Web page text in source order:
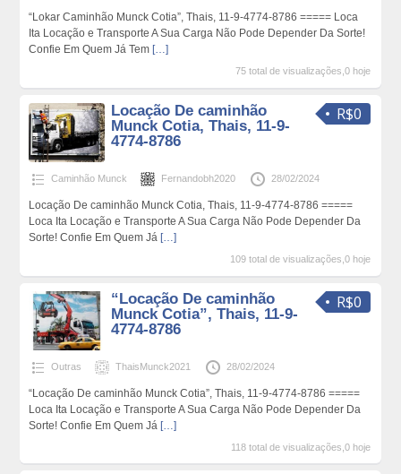
“Lokar Caminhão Munck Cotia”, Thais, 11-9-4774-8786 ===== Loca
Ita Locação e Transporte A Sua Carga Não Pode Depender Da Sorte!
Confie Em Quem Já Tem […]
75 total de visualizações,0 hoje
R$0
Locação De caminhão
Munck Cotia, Thais, 11-9-
4774-8786
Caminhão Munck Fernandobh2020 28/02/2024
Locação De caminhão Munck Cotia, Thais, 11-9-4774-8786 =====
Loca Ita Locação e Transporte A Sua Carga Não Pode Depender Da
Sorte! Confie Em Quem Já […]
109 total de visualizações,0 hoje
R$0
“Locação De caminhão
Munck Cotia”, Thais, 11-9-
4774-8786
Outras ThaisMunck2021 28/02/2024
“Locação De caminhão Munck Cotia”, Thais, 11-9-4774-8786 =====
Loca Ita Locação e Transporte A Sua Carga Não Pode Depender Da
Sorte! Confie Em Quem Já […]
118 total de visualizações,0 hoje